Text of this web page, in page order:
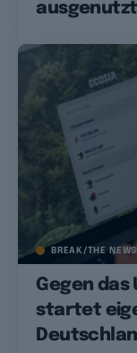
ausgenutzt
BREAK/THE NEWS
Gegen das
startet